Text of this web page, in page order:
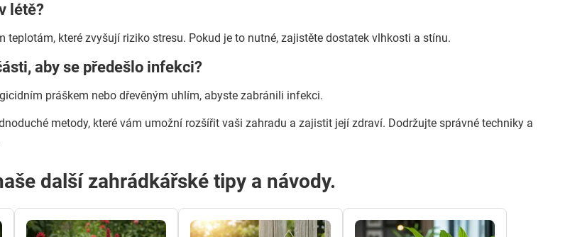
létě?
teplotám, které zvyšují riziko stresu. Pokud je to nutné, zajistěte dostatek vlhkosti a stínu.
aby se předešlo infekci?
práškem nebo dřevěným uhlím, abyste zabránili infekci.
metody, které vám umožní rozšířit vaši zahradu a zajistit její zdraví. Dodržujte správné techniky a
další zahrádkářské tipy a návody.